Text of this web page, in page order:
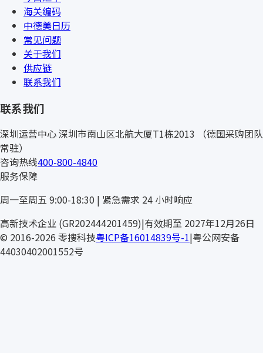
海关编码
中德美日历
常见问题
关于我们
供应链
联系我们
联系我们
深圳运营中心深圳市南山区北航大厦T1栋2013
（德国采购团队
常驻）
咨询热线400-800-4840
服务保障
周一至周五 9:00-18:30 | 紧急需求 24 小时响应
高新技术企业 (GR202444201459)|有效期至 2027年12月26日
© 2016-2026 零搜科技粤ICP备16014839号-1|粤公网安备
44030402001552号